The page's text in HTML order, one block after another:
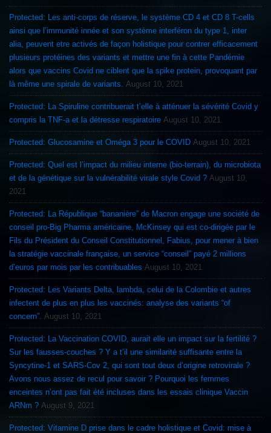
Protected: Les anti-corps de réserve, le système CD 4 et CD 8 T-cells
ainsi que l’immunité innée et son système interféron du type 1, inter
alia, peuvent etre activés de façon holistique pour contrer efficacement
plusieurs protéines des variants et mettre une fin à cette Pandémie
alors que vaccins Covid ne ciblent que la spike protein, provoquant par
là même une spirale de variants.
August 10, 2021
Protected: La Spiruline contribuerait t’elle à atténuer la sévérité Covid y
compris la TNF-a et la détresse respiratoire August 10, 2021
Protected: Glucosamine et Oméga 3 pour le COVID August 10, 2021
Protected: Quel est l’impact du milieu interne (bio-terrain), du microbiota
et de la génétique sur la vulnérabilité virale style Covid ? August 10,
2021
Protected: La République “bananière” de Macron engage une société de
conseil pro-Big Pharma américaine, McKinsey qui est co-dirigée par le
Fils du Président du Conseil Constitutionnel, Fabius, pour mener à bien
la stratégie vaccinale française, un service “conseil” payé 2 millions
d’euros par mois par les contribuables August 10, 2021
Protected: Les Variants Delta, lambda, celui de la Colombie et autres
infectent de plus en plus les vaccinés: analyse des variants “of
concern”. August 10, 2021
Protected: La Vaccination COVID, aurait elle un impact sur la fertilité ?
Sur les fausses-couches ? Y a t’il une similarité suffisante entre la
Syncytine-1 et SARS-Cov 2, qui sont tout deux d’origine retrovirale ?
Avons nous assez de recul pour savoir ? Pourquoi les femmes
enceintes n’ont pas fait été incluses dans les essais clinique Vaccin
ARNm ? August 9, 2021
Protected: Vitamine D prise dans le cadre holistique et Covid: mise à